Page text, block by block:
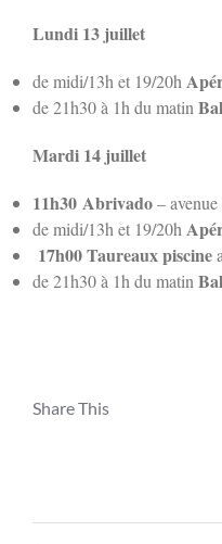
Lundi 13 juillet
de midi/13h et 19/20h
de 21h30 à 1h du matin
Mardi 14 juillet
11h30 Abrivado–
de midi/13h et 19/20h
17h00 Taureaux piscine
de 21h30 à 1h du matin
Share This